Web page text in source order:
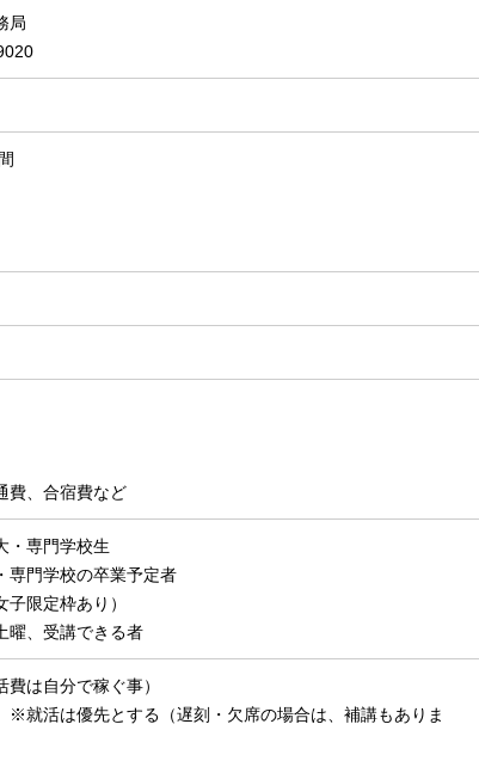
局
費、合宿費など
・専門学校生
門学校の卒業予定者
限定枠あり）
曜、受講できる者
は自分で稼ぐ事）
活は優先とする（遅刻・欠席の場合は、補講もありま